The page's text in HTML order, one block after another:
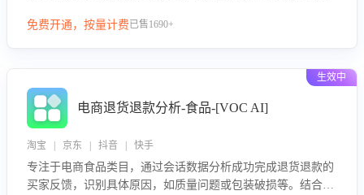
商家优化产品或服务，实现销售额的显著提升。
免费开通，按量计费已售1690+
生效中
电商退货退款分析-食品-[VOC AI]
淘宝 | 京东 | 抖音 | 快手
专注于电商食品类目，通过会话数据分析成功完成退货退款的
买家反馈，识别具体原因，如质量问题或包装破损等。结合AI